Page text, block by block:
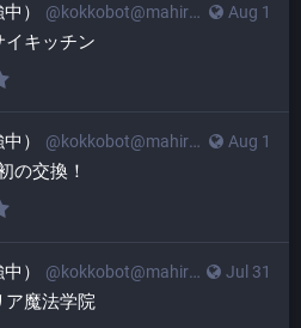
Aug 1
） @kokkobot@mahiradon.com
イキッチン
Aug 1
） @kokkobot@mahiradon.com
の交換！
Jul 31
） @kokkobot@mahiradon.com
ア魔法学院